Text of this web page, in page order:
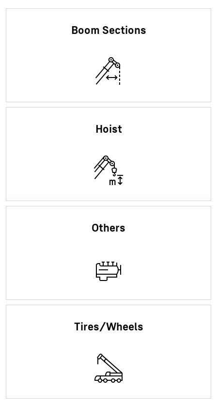
Boom Sections
Hoist
Others
Tires/Wheels